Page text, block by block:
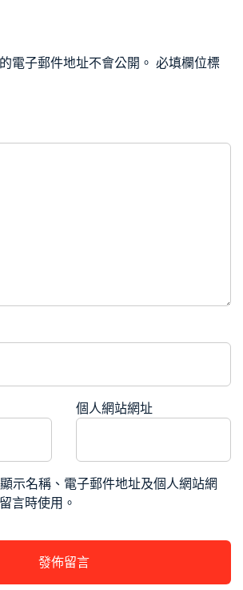
電子郵件地址不會公開。 必填欄位標
個人網站網址
示名稱、電子郵件地址及個人網站網
言時使用。